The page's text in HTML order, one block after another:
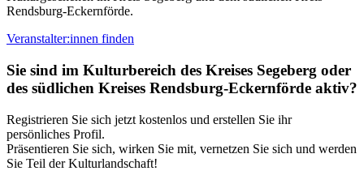
Rendsburg-Eckernförde.
Veranstalter:innen finden
Sie sind im Kulturbereich des Kreises Segeberg oder
des südlichen Kreises Rendsburg-Eckernförde aktiv?
Registrieren Sie sich jetzt kostenlos und erstellen Sie ihr
persönliches Profil.
Präsentieren Sie sich, wirken Sie mit, vernetzen Sie sich und werden
Sie Teil der Kulturlandschaft!